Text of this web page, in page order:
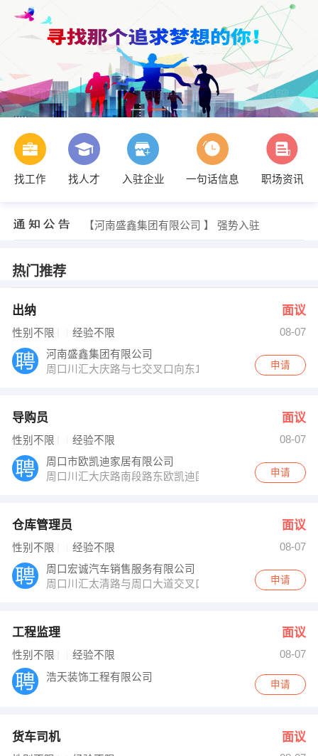
找工作 找人才 入驻企业 一句话信息
职场资讯
【河南盛鑫集团有限公司 】 强势入驻
王女士 发布 [货车司机 ] 招聘信息
【周口宏诚汽车销售服务有限公司 】 强势入驻
热门推荐
出纳 面议
性别不限 经验不限
08-07
河南盛鑫集团有限公司
周口川汇大庆路与七交叉口向东100米
申请
导购员 面议
性别不限 经验不限
08-07
周口市欧凯迪家居有限公司
周口川汇大庆路南段路东欧凯迪国际家居广场
申请
仓库管理员 面议
性别不限 经验不限
08-07
周口宏诚汽车销售服务有限公司
周口川汇太清路与周口大道交叉口西200米路南
申请
工程监理 面议
性别不限 经验不限
08-07
浩天装饰工程有限公司
申请
货车司机 面议